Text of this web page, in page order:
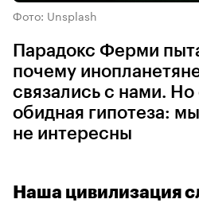
Фото: Unsplash
Парадокс Ферми
почему
связались с нами. Но
обидная гипотеза:
не интересны
Наша цивилизация